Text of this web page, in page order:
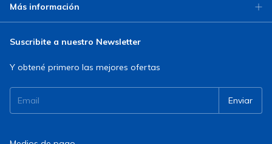
Más información
Suscribite a nuestro Newsletter
Y obtené primero las mejores ofertas